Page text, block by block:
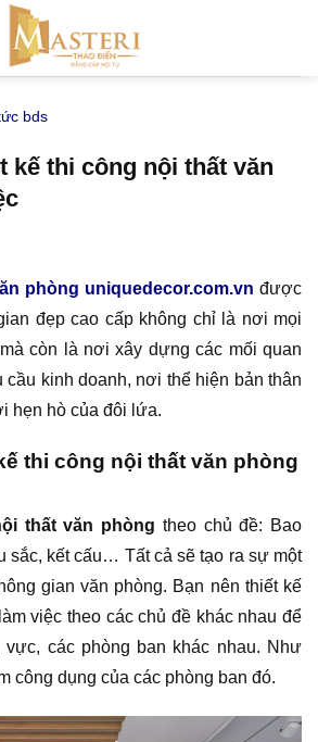
bds
kế thi công nội thất văn
phòng uniquedecor.com.vn được
đẹp cao cấp không chỉ là nơi mọi
còn là nơi xây dựng các mối quan
cầu kinh doanh, nơi thể hiện bản thân
hẹn hò của đôi lứa.
thi công nội thất văn phòng
thất văn phòng theo chủ đề: Bao
sắc, kết cấu… Tất cả sẽ tạo ra sự một
gian văn phòng. Bạn nên thiết kế
việc theo các chủ đề khác nhau để
các phòng ban khác nhau. Như
công dụng của các phòng ban đó.